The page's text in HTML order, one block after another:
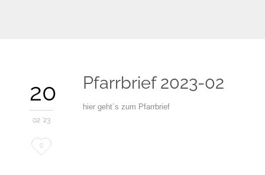
20
02 '23
Love
0
Pfarrbrief 2023-02
hier geht´s zum Pfarrbrief